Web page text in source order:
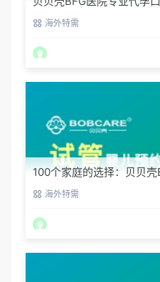
实评价
海外特需
100个家庭的选择：贝贝
分享海外特需